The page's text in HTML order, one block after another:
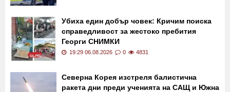
Убиха един добър човек: Кричим поиска
справедливост за жестоко пребития
Георги СНИМКИ
19:29 06.08.2026 0 4831
Северна Корея изстреля балистична
ракета дни преди ученията на САЩ и Южна